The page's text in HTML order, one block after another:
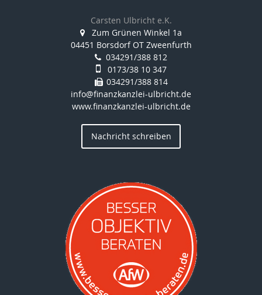
Carsten Ulbricht e.K.
Zum Grünen Winkel 1a
04451 Borsdorf OT Zweenfurth
034291/388 812
0173/38 10 347
034291/388 814
info@finanzkanzlei-ulbricht.de
www.finanzkanzlei-ulbricht.de
Nachricht schreiben